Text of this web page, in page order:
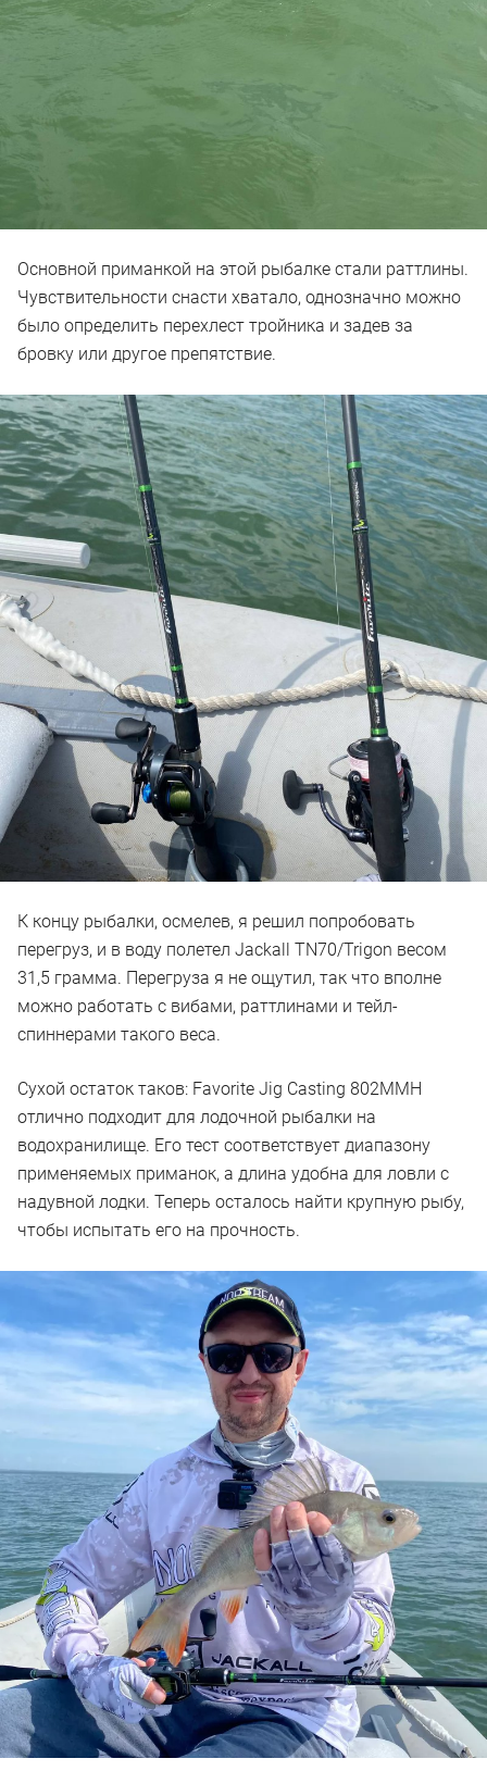
Основной приманкой на этой рыбалке стали раттлины.
Чувствительности снасти хватало, однозначно можно
было определить перехлест тройника и задев за
бровку или другое препятствие.
К концу рыбалки, осмелев, я решил попробовать
перегруз, и в воду полетел Jackall TN70/Trigon весом
31,5 грамма. Перегруза я не ощутил, так что вполне
можно работать с вибами, раттлинами и тейл-
спиннерами такого веса.
Сухой остаток таков: Favorite Jig Casting 802MMH
отлично подходит для лодочной рыбалки на
водохранилище. Его тест соответствует диапазону
применяемых приманок, а длина удобна для ловли с
надувной лодки. Теперь осталось найти крупную рыбу,
чтобы испытать его на прочность.